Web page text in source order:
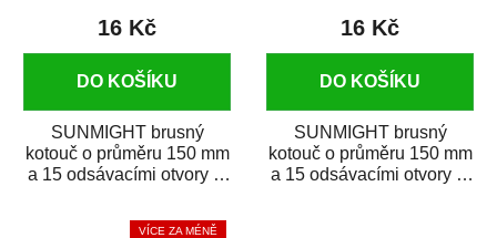
16 Kč
DO KOŠÍKU
SUNMIGHT brusný
kotouč o průměru 150 mm
a 15 odsávacími otvory je
broušení širokého...
16 Kč
DO KOŠÍKU
SUNMIGHT brusný
kotouč o průměru 150 mm
a 15 odsávacími otvory je
VÍCE ZA MÉNĚ